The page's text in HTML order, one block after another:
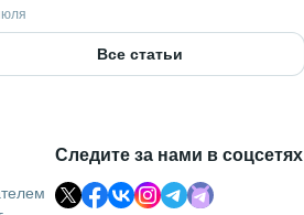
Все статьи
Следите за нами в соцсетях